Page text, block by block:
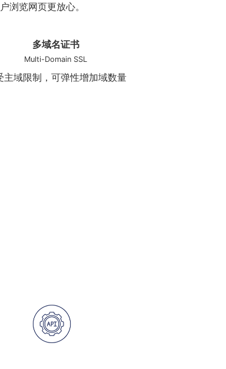
浏览网页更放心。
多域名证书
Multi-Domain SSL
主域限制，可弹性增加域数量